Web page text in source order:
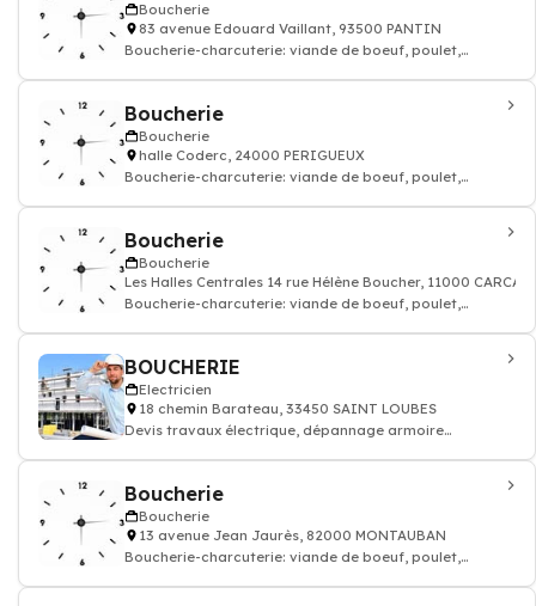
Boucherie
83 avenue Edouard Vaillant, 93500 PANTIN
Boucherie-charcuterie: viande de boeuf, poulet,
Boucherie
Boucherie
halle Coderc, 24000 PERIGUEUX
Boucherie-charcuterie: viande de boeuf, poulet,
Boucherie
Boucherie
Les Halles Centrales 14 rue Hélène Boucher, 11000
Boucherie-charcuterie: viande de boeuf, poulet,
BOUCHERIE
Electricien
18 chemin Barateau, 33450 SAINT LOUBES
Devis travaux électrique, dépannage armoire
Boucherie
Boucherie
13 avenue Jean Jaurès, 82000 MONTAUBAN
Boucherie-charcuterie: viande de boeuf, poulet,